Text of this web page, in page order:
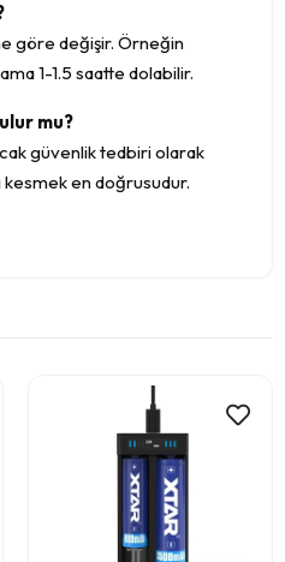
göre değişir. Örneğin
1-1.5 saatte dolabilir.
mu?
güvenlik tedbiri olarak
kesmek en doğrusudur.